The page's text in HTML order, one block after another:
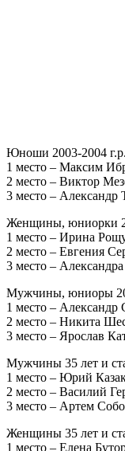
Юноши 2003-2004
1 место – Максим
2 место – Виктор
3 место – Александр
Женщины, юниорки
1 место – Ирина
2 место – Евгения
3 место –
Мужчины, юниоры
1 место – Александр
2 место – Никита
3 место – Ярослав
Мужчины 35 лет и
1 место – Юрий
2 место – Василий
3 место – Артем
Женщины 35 лет и
1 место – Елена